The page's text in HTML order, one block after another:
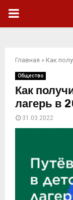
ОСНОВНОЕ
Главная » Как
Общество
Как
лагерь в
31.03.2022